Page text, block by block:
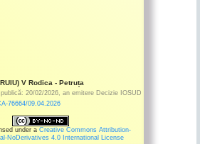
V Rodica - Petruța
20/02/2026 an emitere Decizie IOSUD
76664/09.04.2026
under a Creative Commons Attribution-
NoDerivatives 4.0 International License